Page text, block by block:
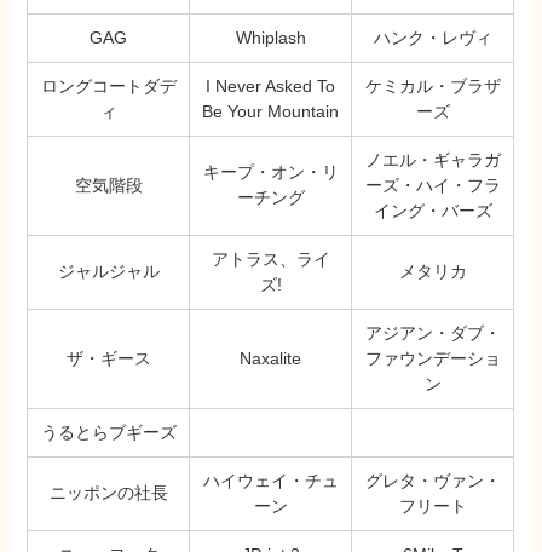
GAG Whiplash ハンク・レヴィ
ロングコートダデ
ィ
I Never Asked To
Be Your Mountain
ケミカル・ブラザ
ーズ
空気階段
キープ・オン・リ
ーチング
ノエル・ギャラガ
ーズ・ハイ・フラ
イング・バーズ
ジャルジャル
アトラス、ライ
ズ!
メタリカ
ザ・ギース Naxalite
アジアン・ダブ・
ファウンデーショ
ン
うるとらブギーズ
ニッポンの社長
ハイウェイ・チュ
ーン
グレタ・ヴァン・
フリート